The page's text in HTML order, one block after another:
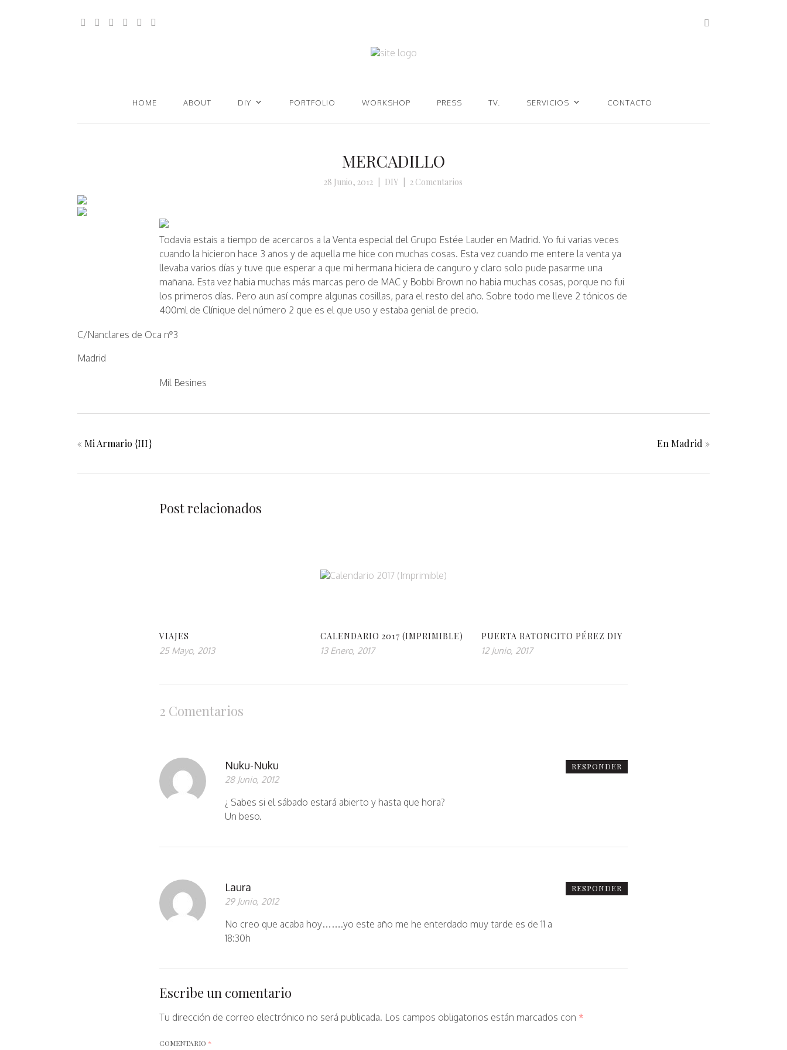
HOME ABOUT DIY PORTFOLIO WORKSHOP PRESS TV. SERVICIOS CONTACTO
MERCADILLO
28 Junio, 2012 DIY 2 Comentarios
Todavia estais a tiempo de acercaros a la Venta especial del Grupo Estée Lauder en Madrid. Yo fui varias veces
cuando la hicieron hace 3 años y de aquella me hice con muchas cosas. Esta vez cuando me entere la venta ya
llevaba varios días y tuve que esperar a que mi hermana hiciera de canguro y claro solo pude pasarme una
mañana. Esta vez habia muchas más marcas pero de MAC y Bobbi Brown no habia muchas cosas, porque no fui
los primeros días. Pero aun así compre algunas cosillas, para el resto del año. Sobre todo me lleve 2 tónicos de
400ml de Clínique del número 2 que es el que uso y estaba genial de precio.
C/Nanclares de Oca nº3
Madrid
Mil Besines
« Mi Armario {III} En Madrid »
Post relacionados
VIAJES
25 Mayo, 2013
CALENDARIO 2017 (IMPRIMIBLE)
13 Enero, 2017
PUERTA RATONCITO PÉREZ DIY
12 Junio, 2017
2 Comentarios
Nuku-Nuku
28 Junio, 2012
¿ Sabes si el sábado estará abierto y hasta que hora?
Un beso.
RESPONDER
Laura
29 Junio, 2012
No creo que acaba hoy…….yo este año me he enterdado muy tarde es de 11 a
18:30h
RESPONDER
Escribe un comentario
Tu dirección de correo electrónico no será publicada. Los campos obligatorios están marcados con *
COMENTARIO *